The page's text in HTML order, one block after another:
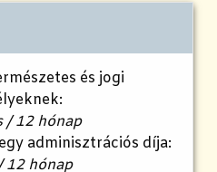
és jogi
/ 12 hónap
adminisztrációs díja:
12 hónap